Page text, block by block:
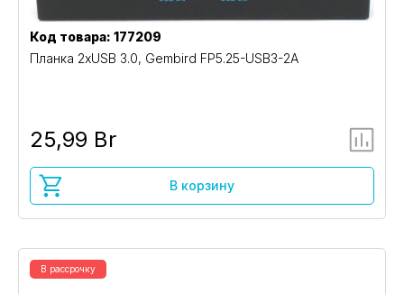
Код товара: 177209
Планка 2xUSB 3.0, Gembird FP5.25-USB3-2A
25,99 Br
В корзину
В рассрочку